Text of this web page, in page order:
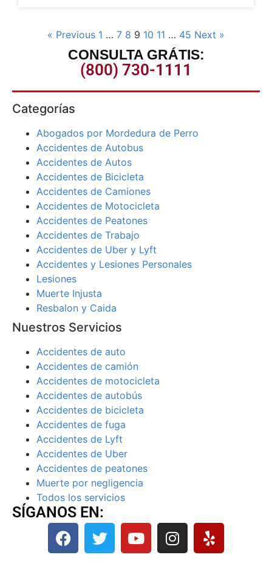
« Previous 1 … 7 8 9 10 11 … 45 Next »
CONSULTA GRÁTIS:
(800) 730-1111
Categorías
Abogados por Mordedura de Perro
Accidentes de Autobus
Accidentes de Autos
Accidentes de Bicicleta
Accidentes de Camiones
Accidentes de Motocicleta
Accidentes de Peatones
Accidentes de Trabajo
Accidentes de Uber y Lyft
Accidentes y Lesiones Personales
Lesiones
Muerte Injusta
Resbalon y Caida
Nuestros Servicios
Accidentes de auto
Accidentes de camión
Accidentes de motocicleta
Accidentes de autobús
Accidentes de bicicleta
Accidentes de fuga
Accidentes de Lyft
Accidentes de Uber
Accidentes de peatones
Muerte por negligencia
Todos los servicios
SÍGANOS EN: